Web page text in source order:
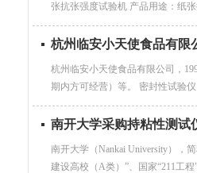
张抗张强度试验机 产品用途：纸
杭州临安小天使食品有限
杭州临安小天使食品有限公司，
期内方可经营）等。 密封性试验
南开大学采购持粘性测试
南开大学（Nankai University），
建设高校（A类）”、国家“211工